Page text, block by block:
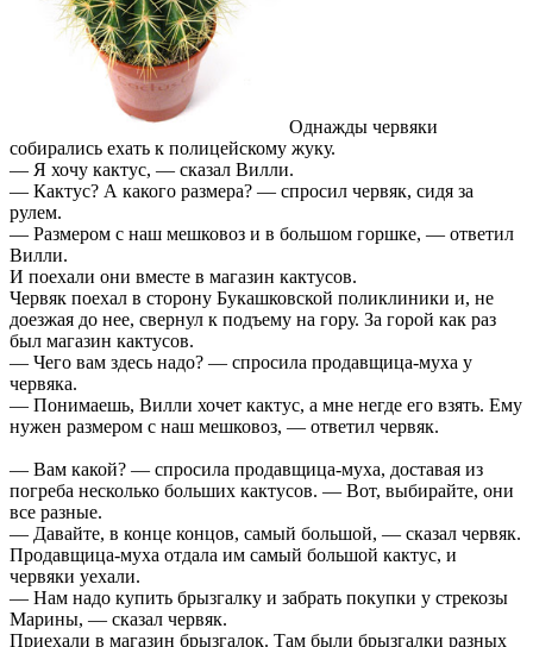
Однажды червяки
собирались ехать к полицейскому жуку.
— Я хочу кактус, — сказал Вилли.
— Кактус? А какого размера? — спросил червяк, сидя за
рулем.
— Размером с наш мешковоз и в большом горшке, — ответил
Вилли.
И поехали они вместе в магазин кактусов.
Червяк поехал в сторону Букашковской поликлиники и, не
доезжая до нее, свернул к подъему на гору. За горой как раз
был магазин кактусов.
— Чего вам здесь надо? — спросила продавщица-муха у
червяка.
— Понимаешь, Вилли хочет кактус, а мне негде его взять. Ему
нужен размером с наш мешковоз, — ответил червяк.
— Вам какой? — спросила продавщица-муха, доставая из
погреба несколько больших кактусов. — Вот, выбирайте, они
все разные.
— Давайте, в конце концов, самый большой, — сказал червяк.
Продавщица-муха отдала им самый большой кактус, и
червяки уехали.
— Нам надо купить брызгалку и забрать покупки у стрекозы
Марины, — сказал червяк.
Приехали в магазин брызгалок. Там были брызгалки разных